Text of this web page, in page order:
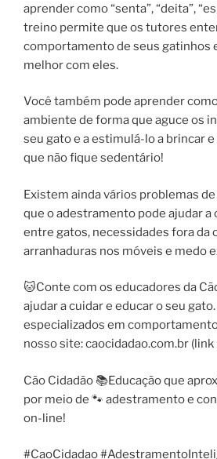
aprender como “senta”, “deita”,
treino permite que os tutores
comportamento de seus gatinhos
melhor com eles.
Você também pode aprender
ambiente de forma que aguce os
seu gato e a estimulá-lo a brincar
que não fique sedentário!
Existem ainda vários problemas
que o adestramento pode ajudar a
entre gatos, necessidades fora da
arranhaduras nos móveis e medo
🐱Conte com os educadores da
ajudar a cuidar e educar o seu
especializados em
nosso site: caocidadao.com.br (link
Cão Cidadão 📚Educação que
por meio de 🐾 adestramento e
on-line!
#CaoCidadao